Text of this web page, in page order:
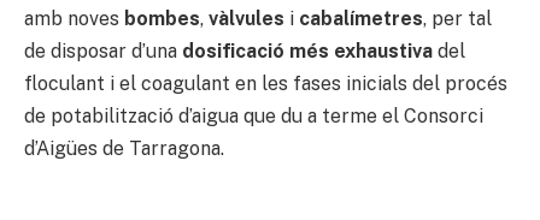
amb noves bombes, vàlvules i cabalímetres, per tal
de disposar d’una dosificació més exhaustiva del
floculant i el coagulant en les fases inicials del procés
de potabilització d’aigua que du a terme el Consorci
d’Aigües de Tarragona.